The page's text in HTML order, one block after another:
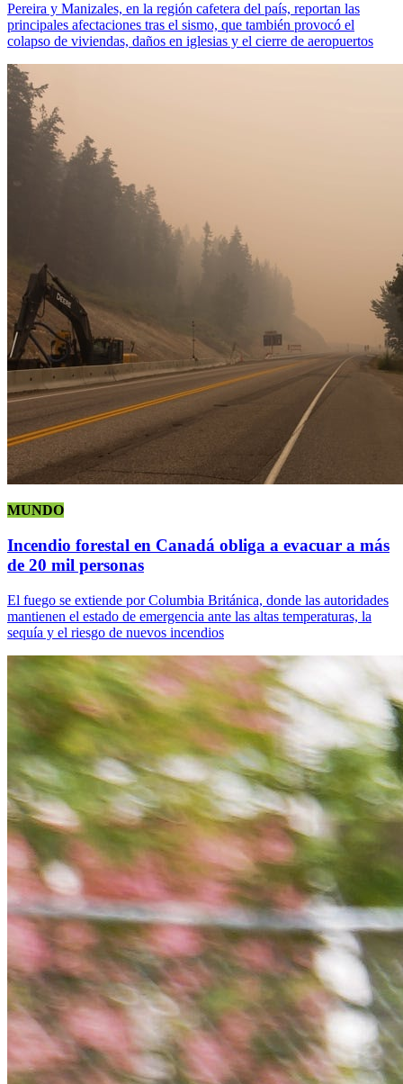
Pereira y Manizales, en la región cafetera del país, reportan las
principales afectaciones tras el sismo, que también provocó el
colapso de viviendas, daños en iglesias y el cierre de aeropuertos
MUNDO
Incendio forestal en Canadá obliga a evacuar a más
de 20 mil personas
El fuego se extiende por Columbia Británica, donde las autoridades
mantienen el estado de emergencia ante las altas temperaturas, la
sequía y el riesgo de nuevos incendios